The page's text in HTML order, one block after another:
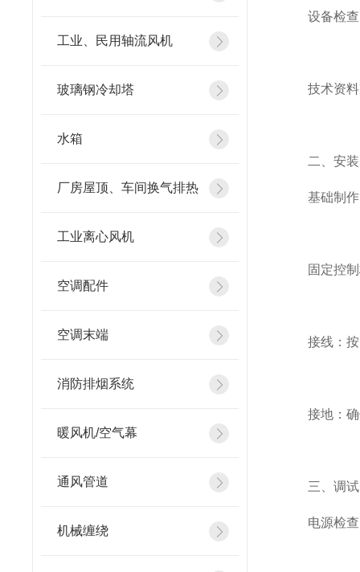
工业、民用轴流风机
玻璃钢冷却塔
水箱
厂房屋顶、车间换气排热
工业离心风机
空调配件
空调末端
消防排烟系统
暖风机/空气幕
通风管道
机械缠绕
设备检查：
技术资料准
二、安装
基础制作
固定控制
接线：按照
接地：确
三、调试
电源检查